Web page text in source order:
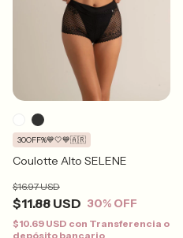
Coulotte Alto SELENE
$11.88 USD
$16.97 USD
30% OFF
30OFF%💙🤍💙🇦🇷
$10.69 USD con Transferencia o
depósito bancario